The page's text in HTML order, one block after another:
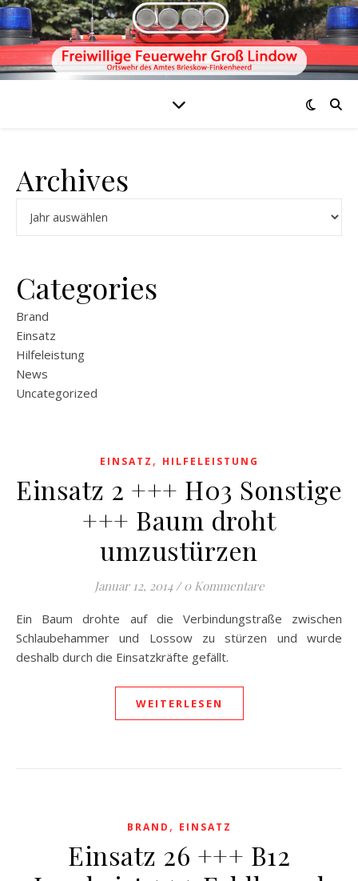
Archives
Categories
Brand
Einsatz
Hilfeleistung
News
Uncategorized
EINSATZ , HILFELEISTUNG
Einsatz 2 +++ H03 Sonstige
+++ Baum droht
umzustürzen
Januar 12, 2014 / 0 Kommentare
Ein Baum drohte auf die Verbindungstraße zwischen
Schlaubehammer und Lossow zu stürzen und wurde
deshalb durch die Einsatzkräfte gefällt.
WEITERLESEN
BRAND , EINSATZ
Einsatz 26 +++ B12